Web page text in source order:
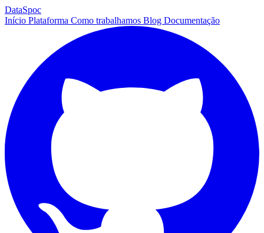
DataSpoc
Início Plataforma Como trabalhamos Blog Documentação